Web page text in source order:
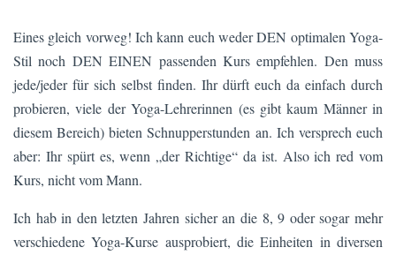
Eines gleich vorweg! Ich kann euch weder DEN optimalen Yoga-
Stil noch DEN EINEN passenden Kurs empfehlen. Den muss
jede/jeder für sich selbst finden. Ihr dürft euch da einfach durch
probieren, viele der Yoga-Lehrerinnen (es gibt kaum Männer in
diesem Bereich) bieten Schnupperstunden an. Ich versprech euch
aber: Ihr spürt es, wenn „der Richtige“ da ist. Also ich red vom
Kurs, nicht vom Mann.
Ich hab in den letzten Jahren sicher an die 8, 9 oder sogar mehr
verschiedene Yoga-Kurse ausprobiert, die Einheiten in diversen